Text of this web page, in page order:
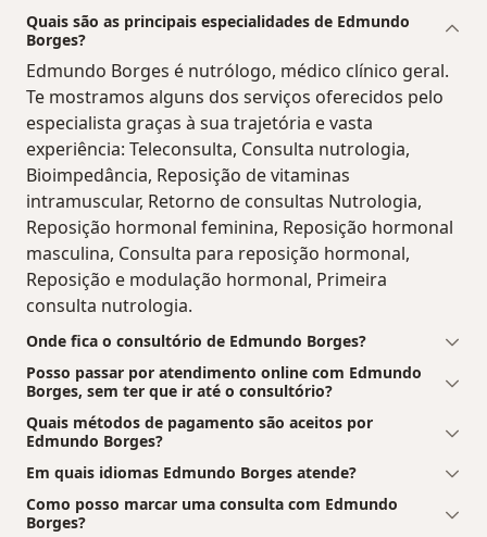
Quais são as principais especialidades de Edmundo
Borges?
Edmundo Borges é nutrólogo, médico clínico geral.
Te mostramos alguns dos serviços oferecidos pelo
especialista graças à sua trajetória e vasta
experiência: Teleconsulta, Consulta nutrologia,
Bioimpedância, Reposição de vitaminas
intramuscular, Retorno de consultas Nutrologia,
Reposição hormonal feminina, Reposição hormonal
masculina, Consulta para reposição hormonal,
Reposição e modulação hormonal, Primeira
consulta nutrologia.
Onde fica o consultório de Edmundo Borges?
Posso passar por atendimento online com Edmundo
Borges, sem ter que ir até o consultório?
Quais métodos de pagamento são aceitos por
Edmundo Borges?
Em quais idiomas Edmundo Borges atende?
Como posso marcar uma consulta com Edmundo
Borges?